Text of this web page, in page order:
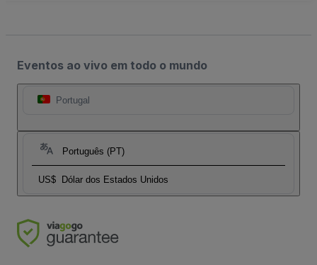
Eventos ao vivo em todo o mundo
Portugal
Português (PT)
US$ Dólar dos Estados Unidos